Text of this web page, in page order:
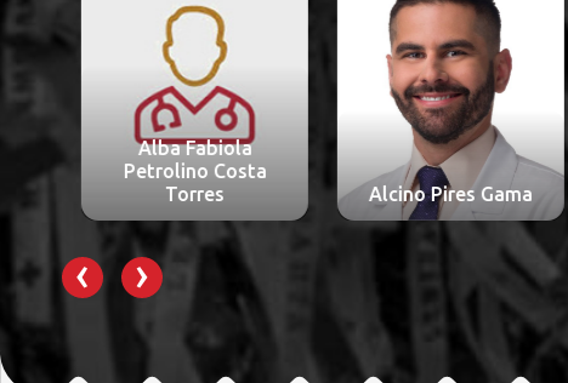
Alba Fabiola
Petrolino Costa
Torres
Alcino Pires Gama
‹ ›